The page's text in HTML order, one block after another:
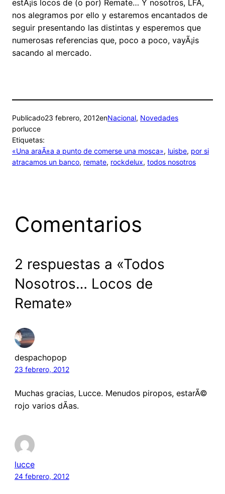
estÃ¡is locos de (o por) Remate… Y nosotros, LFA,
nos alegramos por ello y estaremos encantados de
seguir presentando las distintas y esperemos que
numerosas referencias que, poco a poco, vayÃ¡is
sacando al mercado.
Publicado23 febrero, 2012enNacional, Novedades
porlucce
Etiquetas:
«Una araÃ±a a punto de comerse una mosca», luisbe, por si
atracamos un banco, remate, rockdelux, todos nosotros
Comentarios
2 respuestas a «Todos
Nosotros… Locos de
Remate»
despachopop
23 febrero, 2012
Muchas gracias, Lucce. Menudos piropos, estarÃ©
rojo varios dÃ­as.
lucce
24 febrero, 2012